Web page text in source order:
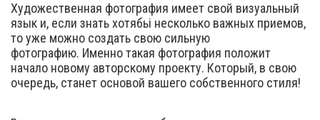
Художественная фотография имеет свой визуальный
язык и, если знать хотябьі несколько важных приемов,
то уже можно создать свою сильную
фотографию. Именно такая фотография положит
начало новому авторскому проекту. Который, в свою
очередь, станет основой вашего собственного стиля!